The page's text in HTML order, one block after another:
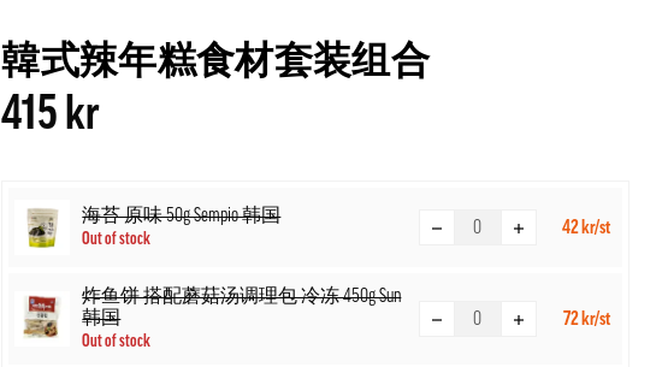
韓式辣年糕食材套装组合
415 kr
海苔 原味 50g Sempio 韩国
Out of stock
42 kr/st
炸鱼饼 搭配蘑菇汤调理包 冷冻 450g Sun
韩国
Out of stock
72 kr/st